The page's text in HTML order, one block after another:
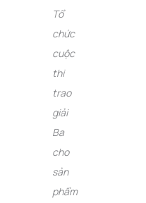
Tổ
chức
cuộc
thi
trao
giải
Ba
cho
sản
phẩm